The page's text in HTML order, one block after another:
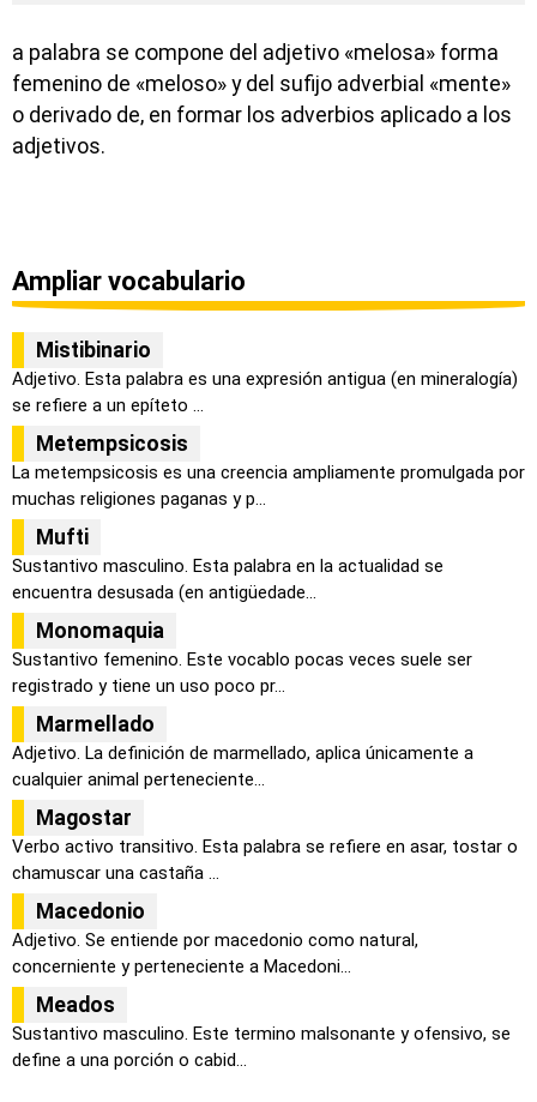
a palabra se compone del adjetivo «melosa» forma
femenino de «meloso» y del sufijo adverbial «mente»
o derivado de, en formar los adverbios aplicado a los
adjetivos.
Ampliar vocabulario
Mistibinario
Adjetivo. Esta palabra es una expresión antigua (en mineralogía)
se refiere a un epíteto ...
Metempsicosis
La metempsicosis es una creencia ampliamente promulgada por
muchas religiones paganas y p...
Mufti
Sustantivo masculino. Esta palabra en la actualidad se
encuentra desusada (en antigüedade...
Monomaquia
Sustantivo femenino. Este vocablo pocas veces suele ser
registrado y tiene un uso poco pr...
Marmellado
Adjetivo. La definición de marmellado, aplica únicamente a
cualquier animal perteneciente...
Magostar
Verbo activo transitivo. Esta palabra se refiere en asar, tostar o
chamuscar una castaña ...
Macedonio
Adjetivo. Se entiende por macedonio como natural,
concerniente y perteneciente a Macedoni...
Meados
Sustantivo masculino. Este termino malsonante y ofensivo, se
define a una porción o cabid...